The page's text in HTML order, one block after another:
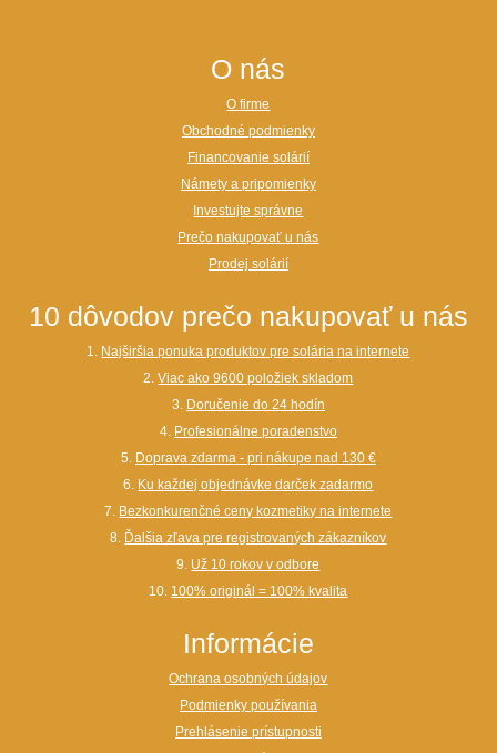
O nás
O firme
Obchodné podmienky
Financovanie solárií
Námety a pripomienky
Investujte správne
Prečo nakupovať u nás
Prodej solárií
10 dôvodov prečo nakupovať u nás
1. Najširšia ponuka produktov pre solária na internete
2.Viac ako 9600 položiek skladom
3. Doručenie do 24 hodín
4. Profesionálne poradenstvo
5. Doprava zdarma - pri nákupe nad 130 €
6. Ku každej objednávke darček zadarmo
7. Bezkonkurenčné ceny kozmetiky na internete
8. Ďalšia zľava pre registrovaných zákazníkov
9. Už 10 rokov v odbore
10. 100% originál = 100% kvalita
Informácie
Ochrana osobných údajov
Podmienky používania
Prehlásenie prístupnosti